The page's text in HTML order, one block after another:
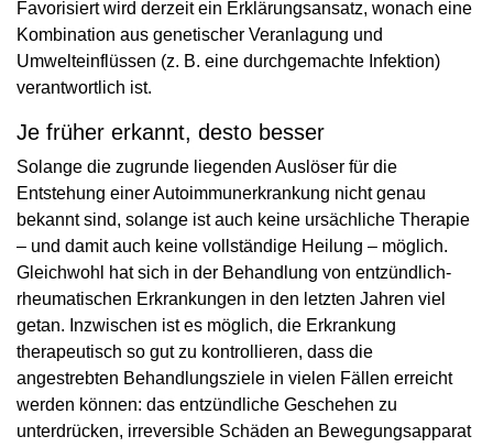
Favorisiert wird derzeit ein Erklärungsansatz, wonach eine
Kombination aus genetischer Veranlagung und
Umwelteinflüssen (z. B. eine durchgemachte Infektion)
verantwortlich ist.
Je früher erkannt, desto besser
Solange die zugrunde liegenden Auslöser für die
Entstehung einer Autoimmunerkrankung nicht genau
bekannt sind, solange ist auch keine ursächliche Therapie
– und damit auch keine vollständige Heilung – möglich.
Gleichwohl hat sich in der Behandlung von entzündlich-
rheumatischen Erkrankungen in den letzten Jahren viel
getan. Inzwischen ist es möglich, die Erkrankung
therapeutisch so gut zu kontrollieren, dass die
angestrebten Behandlungsziele in vielen Fällen erreicht
werden können: das entzündliche Geschehen zu
unterdrücken, irreversible Schäden an Bewegungsapparat